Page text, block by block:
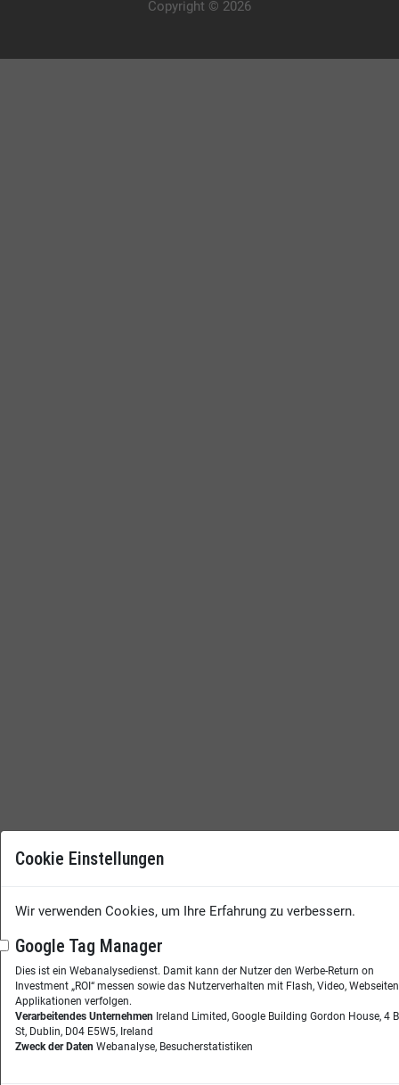
Copyright © 2026
Cookie Einstellungen
Wir verwenden Cookies, um Ihre Erfahrung zu verbessern.
Google Tag Manager
Dies ist ein Webanalysedienst. Damit kann der Nutzer den Werbe-Return on
Investment „ROI“ messen sowie das Nutzerverhalten mit Flash, Video,
Applikationen verfolgen.
Verarbeitendes Unternehmen Ireland Limited, Google Building Gordon House, 4
St, Dublin, D04 E5W5, Ireland
Zweck der Daten Webanalyse, Besucherstatistiken